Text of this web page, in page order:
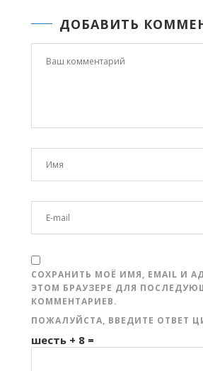
ДОБАВИТЬ
СОХРАНИТЬ МОЁ ИМЯ, EMAIL И
ЭТОМ БРАУЗЕРЕ ДЛЯ
КОММЕНТАРИЕВ.
ПОЖАЛУЙСТА, ВВЕДИТЕ ОТВЕТ
шесть + 8 =